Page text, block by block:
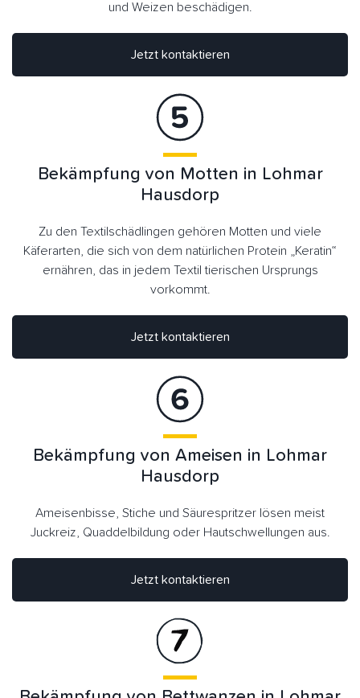
Jetzt kontaktieren
und Weizen beschädigen.
Bekämpfung von Motten in Lohmar
Hausdorp
Zu den Textilschädlingen gehören Motten und viele
Käferarten, die sich von dem natürlichen Protein „Keratin“
ernähren, das in jedem Textil tierischen Ursprungs
vorkommt.
Jetzt kontaktieren
Jetzt kontaktieren
Bekämpfung von Ameisen in Lohmar
Hausdorp
Ameisenbisse, Stiche und Säurespritzer lösen meist
Juckreiz, Quaddelbildung oder Hautschwellungen aus.